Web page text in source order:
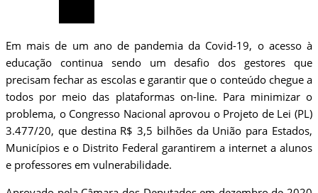
Em mais de um ano de pandemia da Covid-19, o acesso à
educação continua sendo um desafio dos gestores que
precisam fechar as escolas e garantir que o conteúdo chegue a
todos por meio das plataformas on-line. Para minimizar o
problema, o Congresso Nacional aprovou o Projeto de Lei (PL)
3.477/20, que destina R$ 3,5 bilhões da União para Estados,
Municípios e o Distrito Federal garantirem a internet a alunos
e professores em vulnerabilidade.